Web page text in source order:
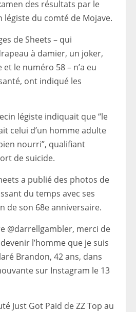
des résultats par le
légiste du comté de Mojave.
​​de Sheets – qui
à damier, un joker,
le numéro 58 – n’a eu
ont indiqué les
légiste indiquait que “le
celui d’un homme adulte
nourri”, qualifiant
de suicide.
a publié des photos de
du temps avec ses
de son 68e anniversaire.
@darrellgambler, merci de
l’homme que je suis
Brandon, 42 ans, dans
sur Instagram le 13
Just Got Paid de ZZ Top au